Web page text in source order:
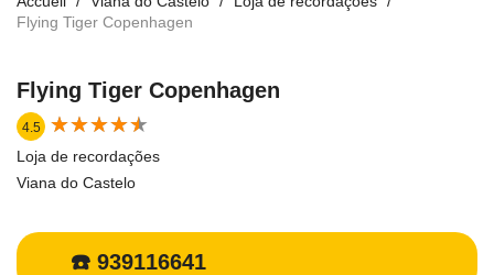
Flying Tiger Copenhagen
Flying Tiger Copenhagen
4.5 ★★★★★
★★★★★
Loja de recordações
Viana do Castelo
☎️ 939116641